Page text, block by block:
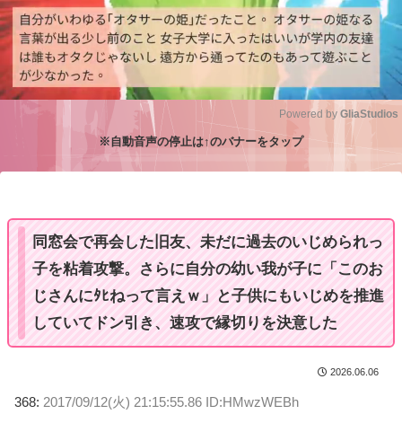
Powered by GliaStudios
※自動音声の停止は↑のバナーをタップ
同窓会で再会した旧友、未だに過去のいじめられっ
子を粘着攻撃。さらに自分の幼い我が子に「このお
じさんにﾀﾋねって言えｗ」と子供にもいじめを推進
していてドン引き、速攻で縁切りを決意した
2026.06.06
368: 2017/09/12(火) 21:15:55.86 ID:HMwzWEBh